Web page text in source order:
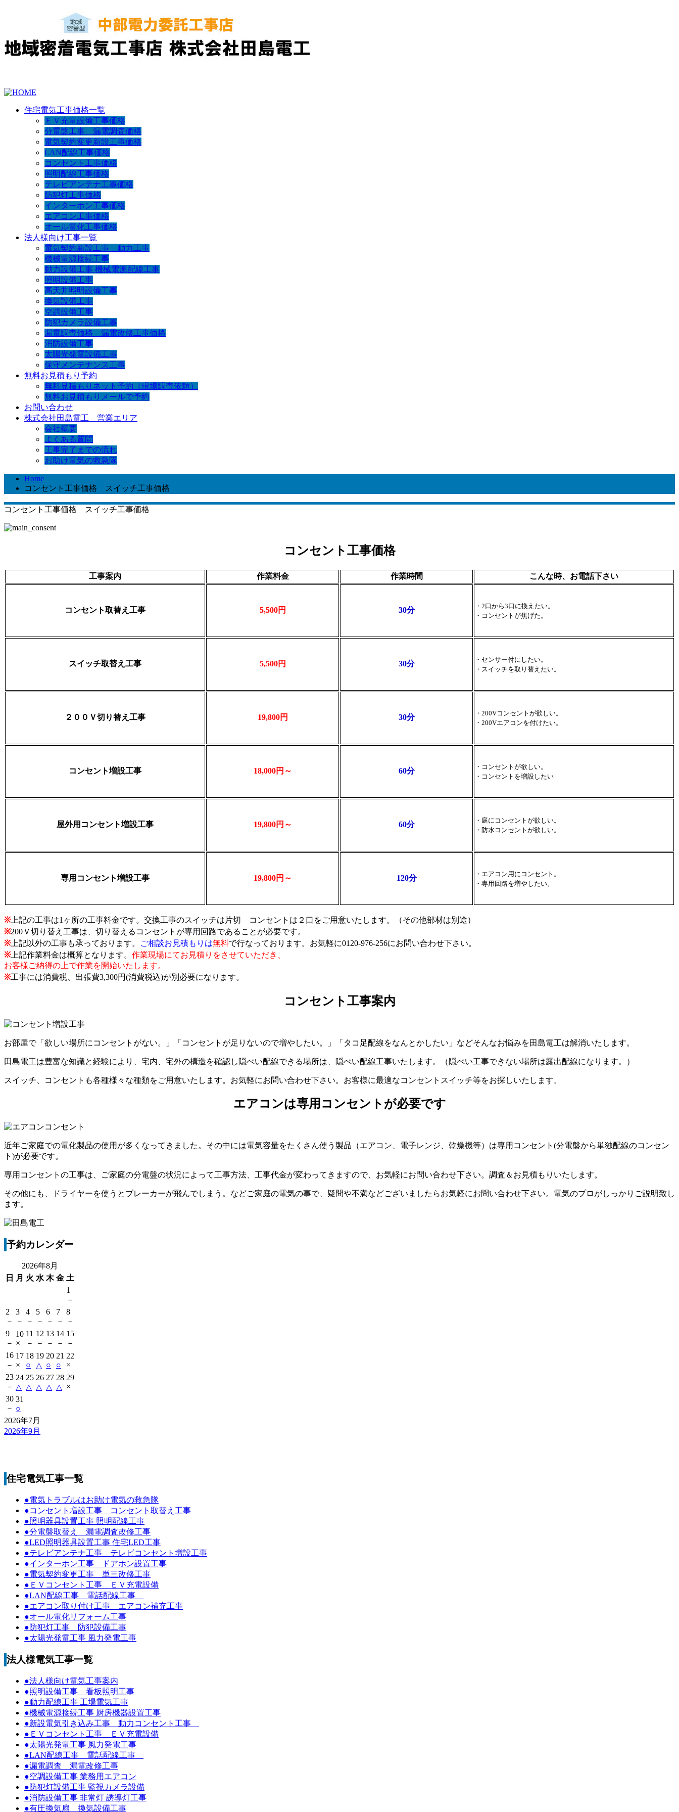
住宅電気工事価格一覧
ＥＶ充電設備工事価格
分電盤工事 漏電調査価格
電気契約変更新設工事価格
LAN配線工事価格
コンセント工事価格
照明配線工事価格
テレビアンテナ工事価格
防犯灯工事価格
インターホン工事価格
エアコン工事価格
オール電化工事価格
法人様向け工事一覧
電気契約新設工事 動力工事
機械電源接続工事
動力設備工事 機械電源配線工事
照明設備工事
高天井照明設備工事
換気設備工事
空調設備工事
防犯カメラ設備工事
漏電調査価格 漏電改修工事価格
消防設備工事
太陽光発電設備工事
保守メンテナンス工事
無料お見積もり予約
無料見積もりネット予約（現場調査依頼）
無料お見積もりメールで予約
お問い合わせ
株式会社田島電工 営業エリア
会社概要
よくある質問
工事完了までの流れ
お助け電気の救急隊
Home
コンセント工事価格 スイッチ工事価格
コンセント工事価格 スイッチ工事価格
コンセント工事価格
工事案内 作業料金 作業時間 こんな時、お電話下さい
コンセント取替え工事 5,500円 30分
・2口から3口に換えたい。
・コンセントが焦げた。
スイッチ取替え工事 5,500円 30分
・センサー付にしたい。
・スイッチを取り替えたい。
２００Ｖ切り替え工事 19,800円 30分
・200Vコンセントが欲しい。
・200Vエアコンを付けたい。
コンセント増設工事 18,000円～ 60分
・コンセントが欲しい。
・コンセントを増設したい
屋外用コンセント増設工事 19,800円～ 60分
・庭にコンセントが欲しい。
・防水コンセントが欲しい。
専用コンセント増設工事 19,800円～ 120分
・エアコン用にコンセント。
・専用回路を増やしたい。
※上記の工事は1ヶ所の工事料金です。交換工事のスイッチは片切 コンセントは２口をご用意いたします。（その他部材は別途）
※200Ｖ切り替え工事は、切り替えるコンセントが専用回路であることが必要です。
※上記以外の工事も承っております。 ご相談お見積もりは無料で行なっております。お気軽に0120-976-256にお問い合わせ下さい。
※上記作業料金は概算となります。 作業現場にてお見積りをさせていただき、
お客様ご納得の上で作業を開始いたします。
※工事には消費税、出張費3,300円(消費税込)が別必要になります。
コンセント工事案内
お部屋で「欲しい場所にコンセントがない。」「コンセントが足りないので増やしたい。」「タコ足配線をなんとかしたい」などそんなお悩みを田島電工は解消いたします。
田島電工は豊富な知識と経験により、宅内、宅外の構造を確認し隠ぺい配線できる場所は、隠ぺい配線工事いたします。（隠ぺい工事できない場所は露出配線になります。）
スイッチ、コンセントも各種様々な種類をご用意いたします。お気軽にお問い合わせ下さい。お客様に最適なコンセントスイッチ等をお探しいたします。
エアコンは専用コンセントが必要です
近年ご家庭での電化製品の使用が多くなってきました。その中には電気容量をたくさん使う製品（エアコン、電子レンジ、乾燥機等）は専用コンセント(分電盤から単独配線のコンセン
ト)が必要です。
専用コンセントの工事は、ご家庭の分電盤の状況によって工事方法、工事代金が変わってきますので、お気軽にお問い合わせ下さい。調査＆お見積もりいたします。
その他にも、ドライヤーを使うとブレーカーが飛んでしまう。などご家庭の電気の事で、疑問や不満などございましたらお気軽にお問い合わせ下さい。電気のプロがしっかりご説明致し
ます。
予約カレンダー
2026年8月
日
月 火 水 木 金 土
1
－
2
－
3
－
4
－
5
－
6
－
7
－
8
－
9
－
10
×
11
－
12
－
13
－
14
－
15
－
16
－
17
×
18
○
19
△
20
○
21
○
22
×
23
－
24
△
25
△
26
△
27
△
28
△
29
×
30
－
31
○
2026年7月
2026年9月
住宅電気工事一覧
●電気トラブルはお助け電気の救急隊
●コンセント増設工事 コンセント取替え工事
●照明器具設置工事 照明配線工事
●分電盤取替え 漏電調査改修工事
●LED照明器具設置工事 住宅LED工事
●テレビアンテナ工事 テレビコンセント増設工事
●インターホン工事 ドアホン設置工事
●電気契約変更工事 単三改修工事
●ＥＶコンセント工事 ＥＶ充電設備
●LAN配線工事 電話配線工事
●エアコン取り付け工事 エアコン補充工事
●オール電化リフォーム工事
●防犯灯工事 防犯設備工事
●太陽光発電工事 風力発電工事
法人様電気工事一覧
●法人様向け電気工事案内
●照明設備工事 看板照明工事
●動力配線工事 工場電気工事
●機械電源接続工事 厨房機器設置工事
●新設電気引き込み工事 動力コンセント工事
●ＥＶコンセント工事 ＥＶ充電設備
●太陽光発電工事 風力発電工事
●LAN配線工事 電話配線工事
●漏電調査 漏電改修工事
●空調設備工事 業務用エアコン
●防犯灯設備工事 監視カメラ設備
●消防設備工事 非常灯 誘導灯工事
●有圧換気扇 換気設備工事